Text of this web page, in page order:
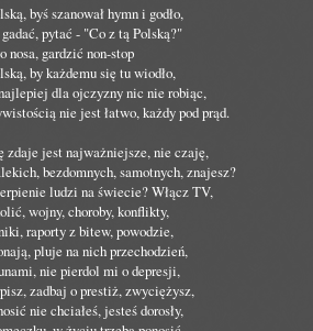
byś szanował hymn i godło,
pytać - "Co z tą Polską?"
nosa, gardzić non-stop
by każdemu się tu wiodło,
dla ojczyzny nic nie robiąc,
nie jest łatwo, każdy pod prąd.
zdaje jest najważniejsze, nie czaję,
bezdomnych, samotnych, znajesz?
ludzi na świecie? Włącz TV,
wojny, choroby, konflikty,
raporty z bitew, powodzie,
pluje na nich przechodzień,
nie pierdol mi o depresji,
zadbaj o prestiż, zwyciężysz,
nie chciałeś, jesteś dorosły,